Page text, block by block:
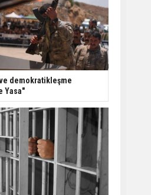
ve demokratikleşme
Yasa"